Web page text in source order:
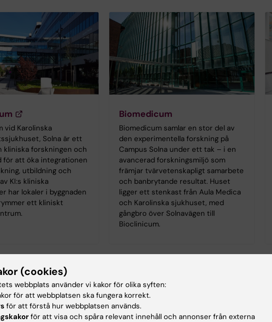
vid Karolinska
Solna är ett
kliniska forskningen och
för att öka integrationen
utbildning och
KI:s kliniska
har lokaler i byggnaden
ett kliniskt
Biomedicum
Biomedicum samlar en stor del av
den experimentella forskning på
Campus Solna under ett tak – i en
avancerad forskningsmiljö som
främjar tvärvetenskapligt samarbete
och banbrytande resultat. Huset
ligger ett stenkast från Aula Medica
och Karolinska sjukhuset, med
gångbro över Solnavägen till
Bioclinicum.
(cookies)
webbplats använder vi kakor för olika syften:
för att webbplatsen ska fungera korrekt.
för att förstå hur webbplatsen används.
för att visa och spåra relevant innehåll och annonser från externa